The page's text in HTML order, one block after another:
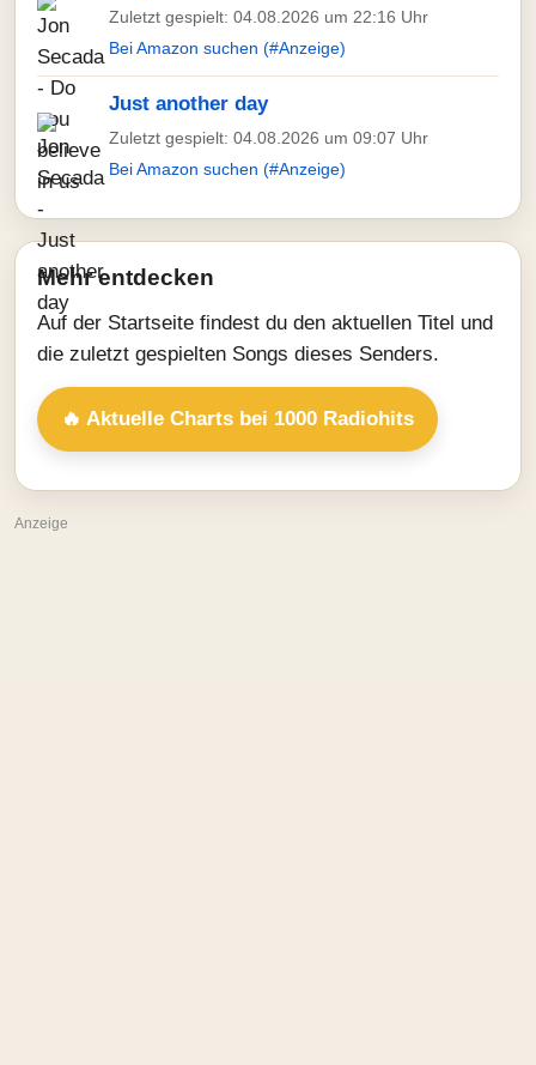
Zuletzt gespielt: 04.08.2026 um 22:16 Uhr
Bei Amazon suchen (#Anzeige)
Just another day
Zuletzt gespielt: 04.08.2026 um 09:07 Uhr
Bei Amazon suchen (#Anzeige)
Mehr entdecken
Auf der Startseite findest du den aktuellen Titel und
die zuletzt gespielten Songs dieses Senders.
🔥 Aktuelle Charts bei 1000 Radiohits
Anzeige